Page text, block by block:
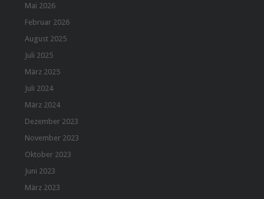
Mai 2026
Februar 2026
August 2025
Juli 2025
März 2025
Juli 2024
März 2024
Dezember 2023
November 2023
Oktober 2023
Juni 2023
März 2023